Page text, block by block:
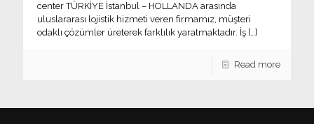
center TÜRKİYE İstanbul – HOLLANDA arasında
uluslararası lojistik hizmeti veren firmamız, müşteri
odaklı çözümler üreterek farklılık yaratmaktadır. İş […]
Read more